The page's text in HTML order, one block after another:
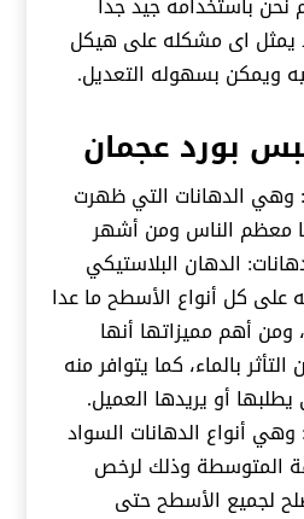
يمثل اى مشكله على هيكل
ويمكن بسهوله التعديل.
بورد عجمان
وهي الدهانات التي ظهرت
معظم الناس ومن أشهر
الدهان البلاستيكي
على كل أنواع الأسطح ما عدا
ومن أهم مميزاتها أنها
بالماء، كما يتوافر منه
يطلبها أو يريدها العميل.
وهي أنواع الدهانات السواد
المتوسطة وذلك لرخص
لجميع الأسطح حتى